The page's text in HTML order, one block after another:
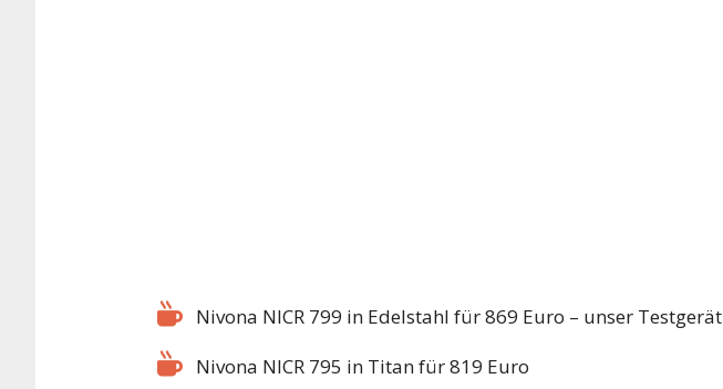
Nivona NICR 799 in Edelstahl für 869 Euro – unser Testgerät
Nivona NICR 795 in Titan für 819 Euro